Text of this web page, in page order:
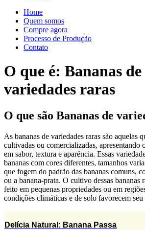
Home
Quem somos
Compre agora
Processo de Produção
Contato
O que é: Bananas de
variedades raras
O que são Bananas de
As bananas de variedades raras são aquelas
cultivadas ou comercializadas, apresentando
em sabor, textura e aparência. Essas
bananas com cores diferentes, tamanhos
que fogem do padrão das bananas comuns,
ou a banana-prata. O cultivo dessas bananas
feito em pequenas propriedades ou em
condições climáticas e de solo favorecem seu
Delícia Natural: Banana Passa